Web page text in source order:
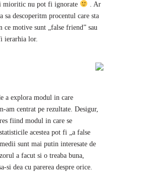
mioritic nu pot fi ignorate
. Ar
sa descoperitm procentul care sta
ce motive sunt „false friend” sau
ierarhia lor.
a explora modul in care
am centrat pe rezultate. Desigur,
fiind modul in care se
acestea pot fi „a false
sunt mai putin interesate de
a facut si o treaba buna,
si dea cu parerea despre orice.